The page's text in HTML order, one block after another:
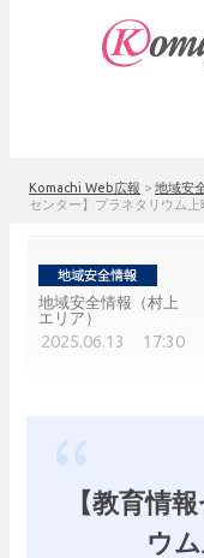
Komachi Web広報 > 地域安
センター】プラネタリウム
地域安全情報（村上
エリア）
2025.06.13 17:30
【教育情
ウ